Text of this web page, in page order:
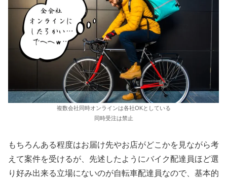
複数会社同時オンラインは各社OKとしている
同時受注は禁止
もちろんある程度はお届け先やお店がどこかを見ながら考
えて案件を受けるが、先述したようにバイク配達員ほど選
り好み出来る立場にないのが自転車配達員なので、基本的